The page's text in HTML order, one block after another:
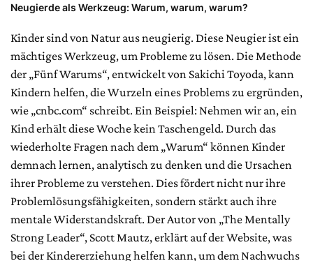
Neugierde als Werkzeug: Warum, warum, warum?
Kinder sind von Natur aus neugierig. Diese Neugier ist ein
mächtiges Werkzeug, um Probleme zu lösen. Die Methode
der „Fünf Warums“, entwickelt von Sakichi Toyoda, kann
Kindern helfen, die Wurzeln eines Problems zu ergründen,
wie „cnbc.com“ schreibt. Ein Beispiel: Nehmen wir an, ein
Kind erhält diese Woche kein Taschengeld. Durch das
wiederholte Fragen nach dem „Warum“ können Kinder
demnach lernen, analytisch zu denken und die Ursachen
ihrer Probleme zu verstehen. Dies fördert nicht nur ihre
Problemlösungsfähigkeiten, sondern stärkt auch ihre
mentale Widerstandskraft. Der Autor von „The Mentally
Strong Leader“, Scott Mautz, erklärt auf der Website, was
bei der Kindererziehung helfen kann, um dem Nachwuchs